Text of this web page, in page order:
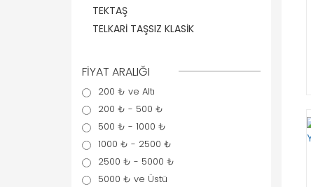
TEKTAŞ
TELKARİ TAŞSIZ KLASİK
FİYAT ARALIĞI
200 ₺ ve Altı
200 ₺ - 500 ₺
500 ₺ - 1000 ₺
1000 ₺ - 2500 ₺
2500 ₺ - 5000 ₺
5000 ₺ ve Üstü